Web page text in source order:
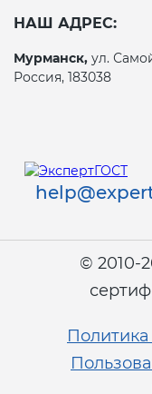
НАШ АДРЕС:
Мурманск, ул.
Россия, 183038
© 2010-